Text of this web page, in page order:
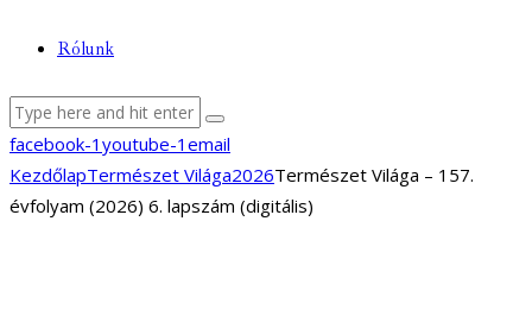
Rólunk
facebook-1 youtube-1 email
KezdőlapTermészet Világa2026Természet Világa – 157.
évfolyam (2026) 6. lapszám (digitális)